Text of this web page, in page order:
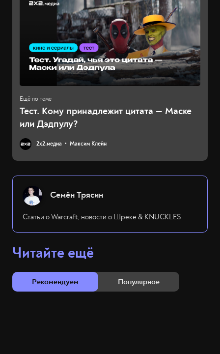
Тест. Кому принадлежит цитата — Маске
или Дэдпулу?
2х2.медиа Максим Клейн
Семён Трясин
Статьи о Warcraft, новости о Шреке & KNUCKLES
Читайте ещё
Рекомендуем Популярное